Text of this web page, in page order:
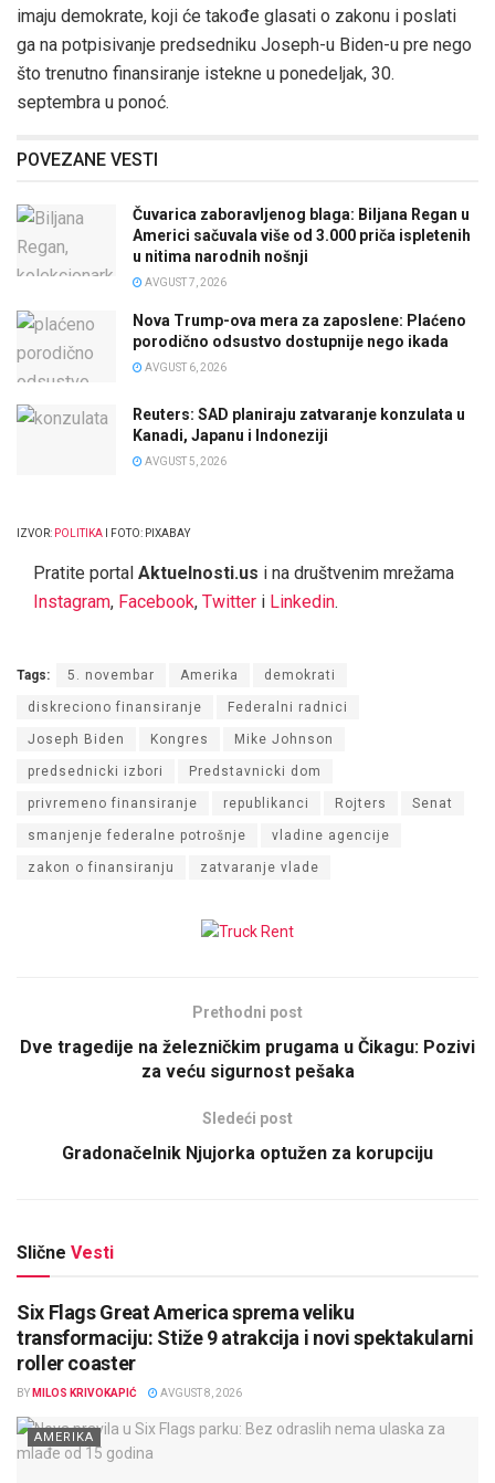
imaju demokrate, koji će takođe glasati o zakonu i poslati
ga na potpisivanje predsedniku Joseph-u Biden-u pre nego
što trenutno finansiranje istekne u ponedeljak, 30.
septembra u ponoć.
POVEZANE VESTI
Čuvarica zaboravljenog blaga: Biljana Regan u
Americi sačuvala više od 3.000 priča ispletenih
u nitima narodnih nošnji
AVGUST 7, 2026
Nova Trump-ova mera za zaposlene: Plaćeno
porodično odsustvo dostupnije nego ikada
AVGUST 6, 2026
Reuters: SAD planiraju zatvaranje konzulata u
Kanadi, Japanu i Indoneziji
AVGUST 5, 2026
IZVOR: POLITIKA I FOTO: PIXABAY
Pratite portal Aktuelnosti.us i na društvenim mrežama
Instagram, Facebook, Twitter i Linkedin.
Tags: 5. novembar Amerika demokrati
diskreciono finansiranje Federalni radnici
Joseph Biden Kongres Mike Johnson
predsednicki izbori Predstavnicki dom
privremeno finansiranje republikanci Rojters Senat
smanjenje federalne potrošnje vladine agencije
zakon o finansiranju zatvaranje vlade
Prethodni post
Dve tragedije na železničkim prugama u Čikagu: Pozivi
za veću sigurnost pešaka
Sledeći post
Gradonačelnik Njujorka optužen za korupciju
Slične Vesti
Six Flags Great America sprema veliku
transformaciju: Stiže 9 atrakcija i novi spektakularni
roller coaster
BY MILOS KRIVOKAPIĆ AVGUST 8, 2026
AMERIKA